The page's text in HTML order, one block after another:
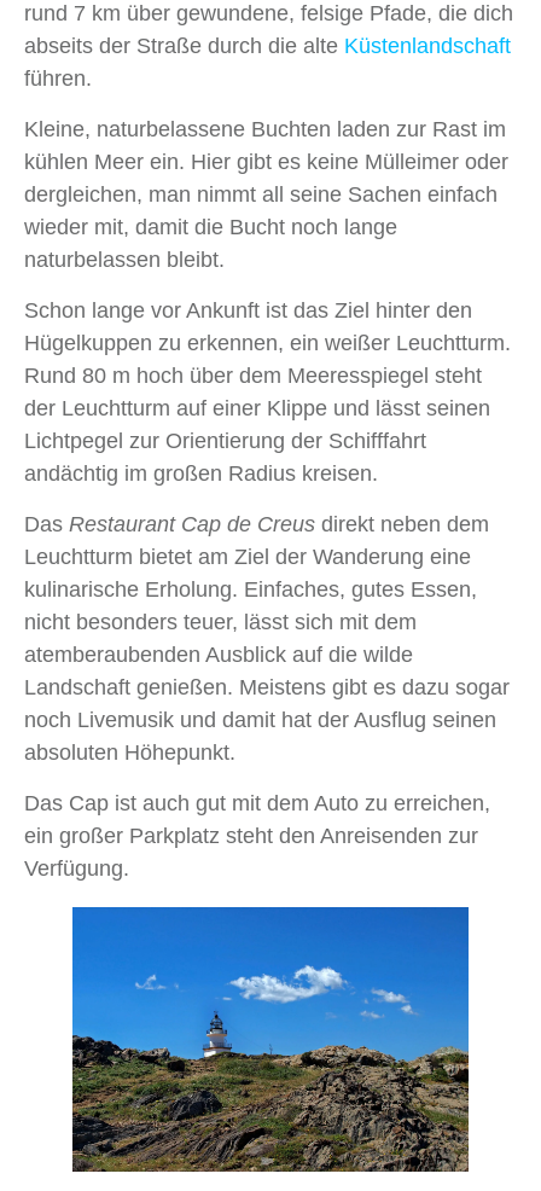
rund 7 km über gewundene, felsige Pfade, die dich
abseits der Straße durch die alte Küstenlandschaft
führen.
Kleine, naturbelassene Buchten laden zur Rast im
kühlen Meer ein. Hier gibt es keine Mülleimer oder
dergleichen, man nimmt all seine Sachen einfach
wieder mit, damit die Bucht noch lange
naturbelassen bleibt.
Schon lange vor Ankunft ist das Ziel hinter den
Hügelkuppen zu erkennen, ein weißer Leuchtturm.
Rund 80 m hoch über dem Meeresspiegel steht
der Leuchtturm auf einer Klippe und lässt seinen
Lichtpegel zur Orientierung der Schifffahrt
andächtig im großen Radius kreisen.
Das Restaurant Cap de Creus direkt neben dem
Leuchtturm bietet am Ziel der Wanderung eine
kulinarische Erholung. Einfaches, gutes Essen,
nicht besonders teuer, lässt sich mit dem
atemberaubenden Ausblick auf die wilde
Landschaft genießen. Meistens gibt es dazu sogar
noch Livemusik und damit hat der Ausflug seinen
absoluten Höhepunkt.
Das Cap ist auch gut mit dem Auto zu erreichen,
ein großer Parkplatz steht den Anreisenden zur
Verfügung.